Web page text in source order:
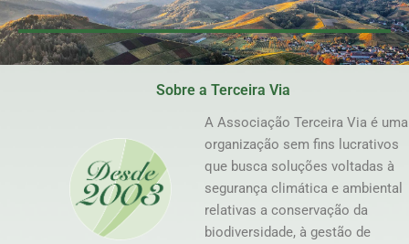
Sobre a Terceira Via
A Associação Terceira Via é uma
organização sem fins lucrativos
que busca soluções voltadas à
segurança climática e ambiental
relativas a conservação da
biodiversidade, à gestão de